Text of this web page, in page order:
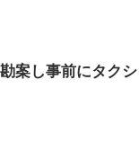
案し事前にタクシ